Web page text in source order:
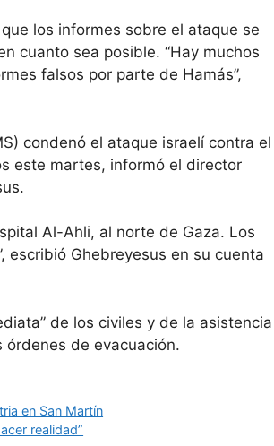
los informes sobre el ataque se
cuanto sea posible. “Hay muchos
falsos por parte de Hamás”,
condenó el ataque israelí contra el
este martes, informó el director
Al-Ahli, al norte de Gaza. Los
escribió Ghebreyesus en su cuenta
de los civiles y de la asistencia
órdenes de evacuación.
en San Martín
realidad”